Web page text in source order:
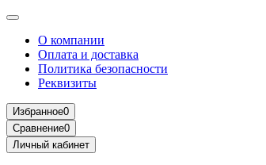
О компании
Оплата и доставка
Политика безопасности
Реквизиты
Избранное0
Сравнение0
Личный кабинет